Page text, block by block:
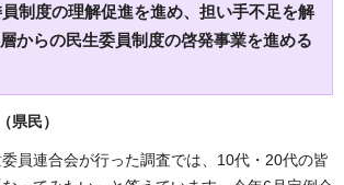
制度の理解促進を進め、担い手不足を解
からの民生委員制度の啓発事業を進める
民）
員連合会が行った調査では、10代・20代の皆